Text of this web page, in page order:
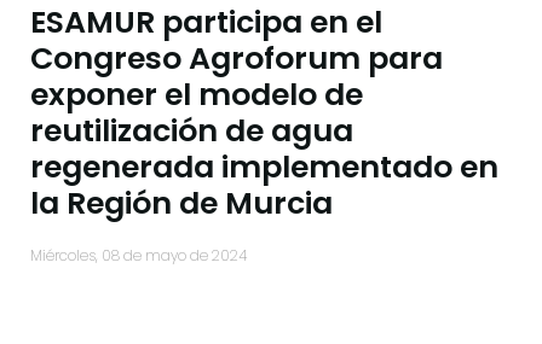
ESAMUR participa en el
Congreso Agroforum para
exponer el modelo de
reutilización de agua
regenerada implementado en
la Región de Murcia
miércoles, 08 de mayo de 2024